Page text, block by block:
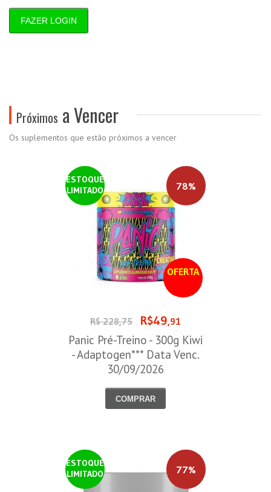
FAZER LOGIN
Próximos a Vencer
Os suplementos que estão próximos a vencer
ESTOQUE
LIMITADO
OFERTA
78%
R$ 228,75 R$49,91
Panic Pré-Treino - 300g Kiwi
- Adaptogen*** Data Venc.
30/09/2026
COMPRAR
ESTOQUE
LIMITADO
77%